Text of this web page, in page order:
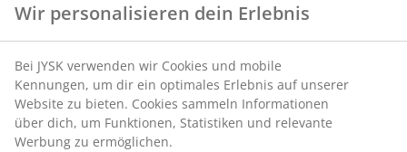
Wir personalisieren dein Erlebnis
Bei JYSK verwenden wir Cookies und mobile
Kennungen, um dir ein optimales Erlebnis auf unserer
Website zu bieten. Cookies sammeln Informationen
über dich, um Funktionen, Statistiken und relevante
Werbung zu ermöglichen.